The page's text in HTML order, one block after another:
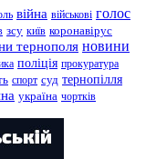
війна військові голос
зсу київ коронавірус
тернополя новини
поліція прокуратура
спорт суд тернопілля
україна чортків